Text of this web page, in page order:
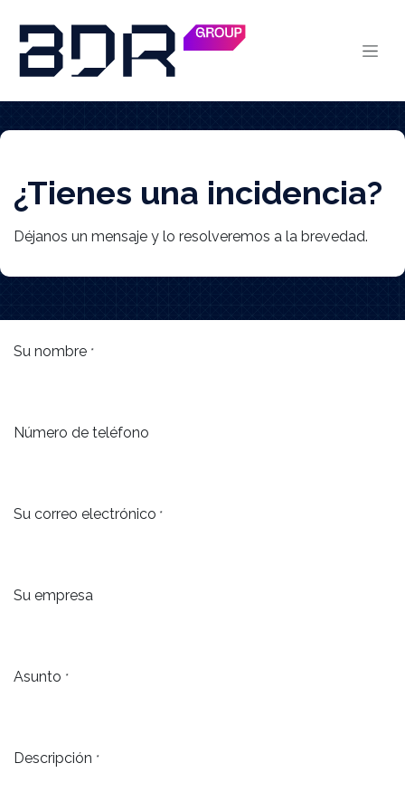
¿Tienes una incidencia?
Déjanos un mensaje y lo resolveremos a la brevedad.
Su nombre *
Número de teléfono
Su correo electrónico *
Su empresa
Asunto *
Descripción *